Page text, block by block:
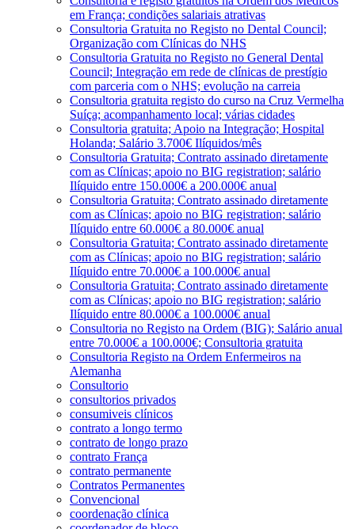
em França; condições salariais atrativas
Consultoria Gratuita no Registo no Dental Council;
Organização com Clínicas do NHS
Consultoria Gratuita no Registo no General Dental
Council; Integração em rede de clínicas de prestígio
com parceria com o NHS; evolução na carreia
Consultoria gratuita registo do curso na Cruz Vermelha
Suíça; acompanhamento local; várias cidades
Consultoria gratuita; Apoio na Integração; Hospital
Holanda; Salário 3.700€ Ilíquidos/mês
Consultoria Gratuita; Contrato assinado diretamente
com as Clínicas; apoio no BIG registration; salário
Ilíquido entre 150.000€ a 200.000€ anual
Consultoria Gratuita; Contrato assinado diretamente
com as Clínicas; apoio no BIG registration; salário
Ilíquido entre 60.000€ a 80.000€ anual
Consultoria Gratuita; Contrato assinado diretamente
com as Clínicas; apoio no BIG registration; salário
Ilíquido entre 70.000€ a 100.000€ anual
Consultoria Gratuita; Contrato assinado diretamente
com as Clínicas; apoio no BIG registration; salário
Ilíquido entre 80.000€ a 100.000€ anual
Consultoria no Registo na Ordem (BIG); Salário anual
entre 70.000€ a 100.000€; Consultoria gratuita
Consultoria Registo na Ordem Enfermeiros na
Alemanha
Consultorio
consultorios privados
consumiveis clínicos
contrato a longo termo
contrato de longo prazo
contrato França
contrato permanente
Contratos Permanentes
Convencional
coordenação clínica